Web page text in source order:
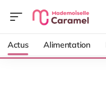
Actus Alimentation